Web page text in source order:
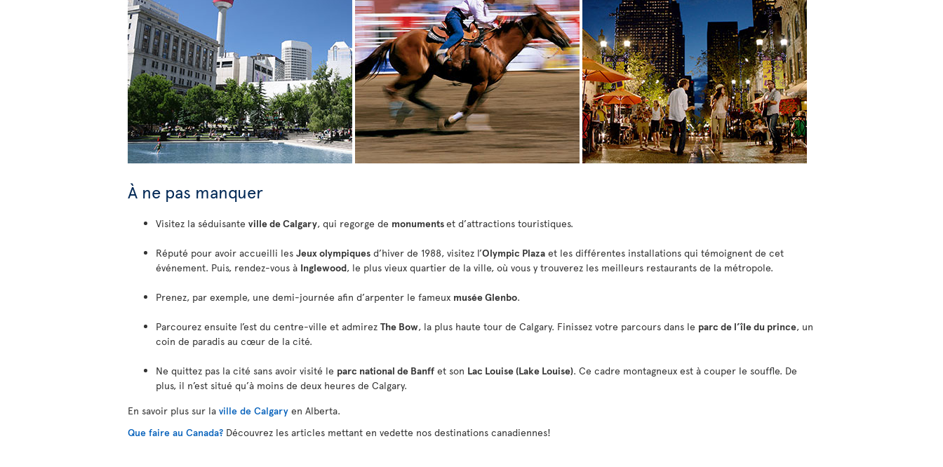
À ne pas manquer
Visitez la séduisante ville de Calgary, qui regorge de monumentset d’attractions touristiques.
Réputé pour avoir accueilli les Jeux olympiques d’hiver de 1988, visitez l’Olympic Plaza et les différentes installations qui témoignent de cet
événement. Puis, rendez-vous à Inglewood, le plus vieux quartier de la ville, où vous y trouverez les meilleurs restaurants de la métropole.
Prenez, par exemple, une demi-journée afin d’arpenter le fameux musée Glenbo.
Parcourez ensuite l’est du centre-ville et admirez The Bow, la plus haute tour de Calgary. Finissez votre parcours dans le parc de l’île du prince, un
coin de paradis au cœur de la cité.
Ne quittez pas la cité sans avoir visité le parc national de Banff et son Lac Louise (Lake Louise). Ce cadre montagneux est à couper le souffle. De
plus, il n’est situé qu’à moins de deux heures de Calgary.
En savoir plus sur la ville de Calgary en Alberta.
Que faire au Canada? Découvrez les articles mettant en vedette nos destinations canadiennes!